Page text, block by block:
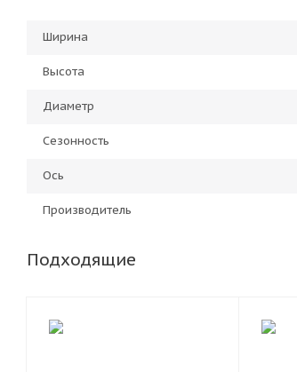
Ширина
Высота
Диаметр
Сезонность
Ось
Производитель
Подходящие